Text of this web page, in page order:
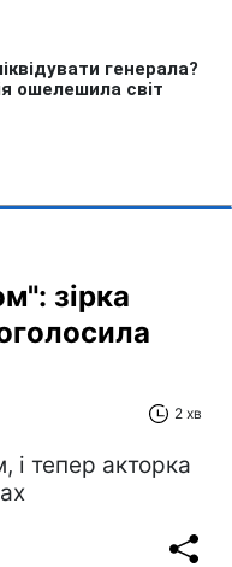
зірка
2 хв
і тепер акторка